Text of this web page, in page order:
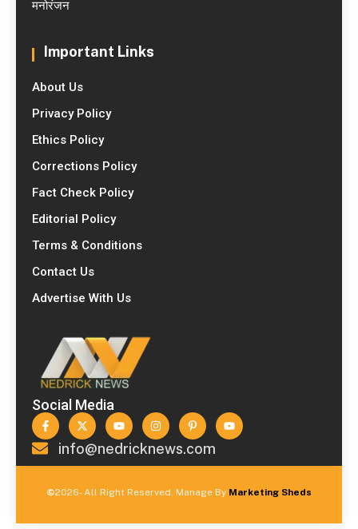
मनोरंजन
Important Links
About Us
Privacy Policy
Ethics Policy
Corrections Policy
Fact Check Policy
Editorial Policy
Terms & Conditions
Contact Us
Advertise With Us
Social Media
info@nedricknews.com
©2026- All Right Reserved. Manage By Marketing Sheds